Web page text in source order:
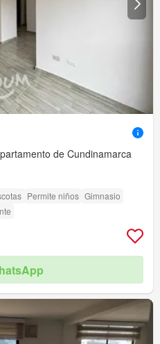
de Cundinamarca
Permite niños Gimnasio